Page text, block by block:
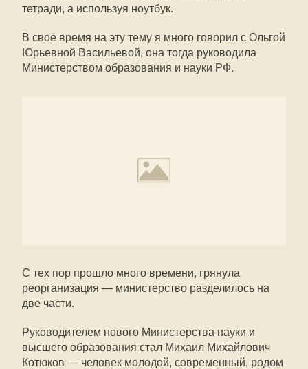
тетради, а используя ноутбук.
В своё время на эту тему я много говорил с Ольгой
Юрьевной Васильевой, она тогда руководила
Министерством образования и науки РФ.
С тех пор прошло много времени, грянула
реорганизация — министерство разделилось на
две части.
Руководителем нового Министерства науки и
высшего образования стал Михаил Михайлович
Котюков — человек молодой, современный, родом